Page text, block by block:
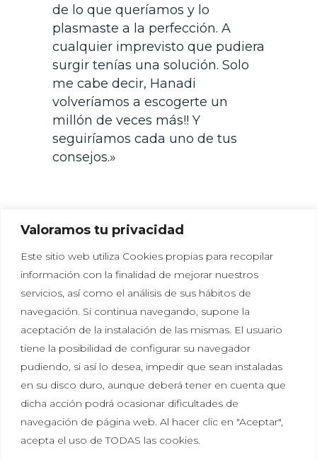
Valoramos tu privacidad
Este sitio web utiliza Cookies propias para recopilar
información con la finalidad de mejorar nuestros
servicios, así como el análisis de sus hábitos de
navegación. Si continua navegando, supone la
aceptación de la instalación de las mismas. El usuario
tiene la posibilidad de configurar su navegador
pudiendo, si así lo desea, impedir que sean instaladas
en su disco duro, aunque deberá tener en cuenta que
dicha acción podrá ocasionar dificultades de
navegación de página web. Al hacer clic en "Aceptar",
acepta el uso de TODAS las cookies.
de lo que queríamos y lo
plasmaste a la perfección. A
cualquier imprevisto que pudiera
surgir tenías una solución. Solo
me cabe decir, Hanadi
volveríamos a escogerte un
millón de veces más!! Y
seguiríamos cada uno de tus
consejos.»
Política de privacidad | Política de cookies
Aviso
legal
Tal vez aún no sabes lo que significa Hikayat, pero
seguro que lo has sentido más de una vez. Escuchar